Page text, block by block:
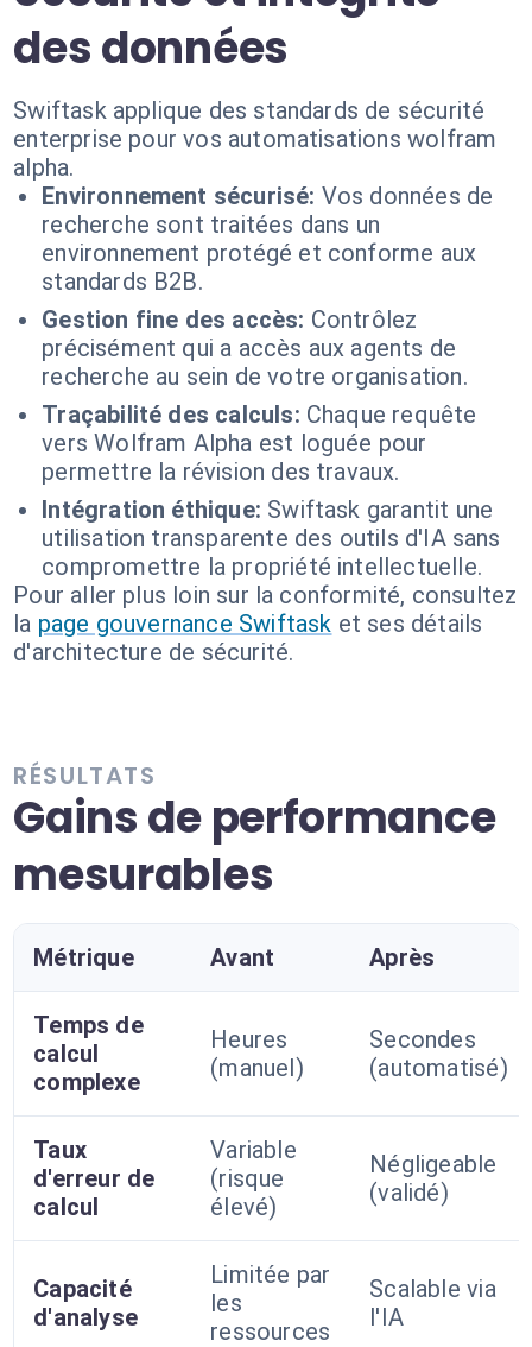
des données
Swiftask applique des standards de sécurité
enterprise pour vos automatisations wolfram
alpha.
Environnement sécurisé: Vos données de
recherche sont traitées dans un
environnement protégé et conforme aux
standards B2B.
Gestion fine des accès: Contrôlez
précisément qui a accès aux agents de
recherche au sein de votre organisation.
Traçabilité des calculs: Chaque requête
vers Wolfram Alpha est loguée pour
permettre la révision des travaux.
Intégration éthique: Swiftask garantit une
utilisation transparente des outils d'IA sans
compromettre la propriété intellectuelle.
Pour aller plus loin sur la conformité, consultez
la page gouvernance Swiftask et ses détails
d'architecture de sécurité.
RÉSULTATS
Gains de performance
mesurables
Métrique Avant Après
Temps de
calcul
complexe
Heures
(manuel)
Secondes
(automatisé)
Taux
d'erreur de
calcul
Variable
(risque
élevé)
Négligeable
(validé)
Capacité
d'analyse
Limitée par
les
ressources
Scalable via
l'IA